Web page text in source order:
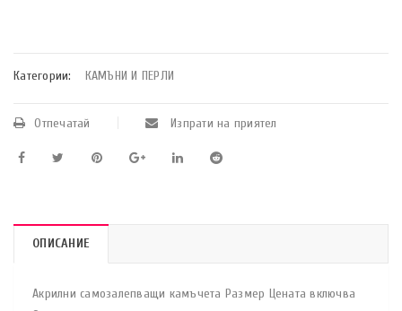
Категории: КАМЪНИ И ПЕРЛИ
Отпечатай Изпрати на приятел
ОПИСАНИЕ
Акрилни самозалепващи камъчета Размер Цената включва